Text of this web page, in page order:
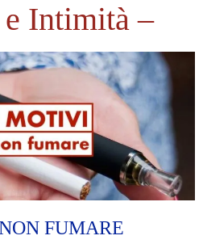
Intimità –
FUMARE